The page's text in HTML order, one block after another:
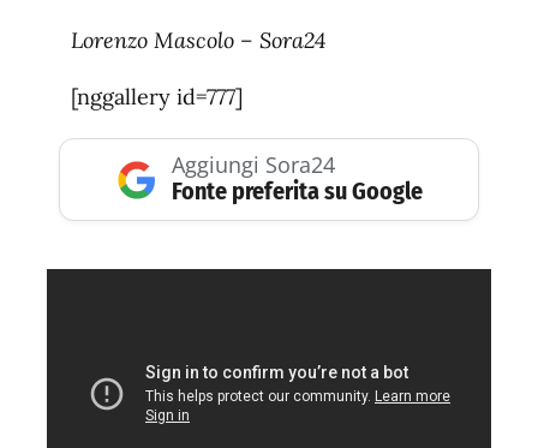
Lorenzo Mascolo – Sora24
[nggallery id=777]
Aggiungi Sora24
Fonte preferita su Google